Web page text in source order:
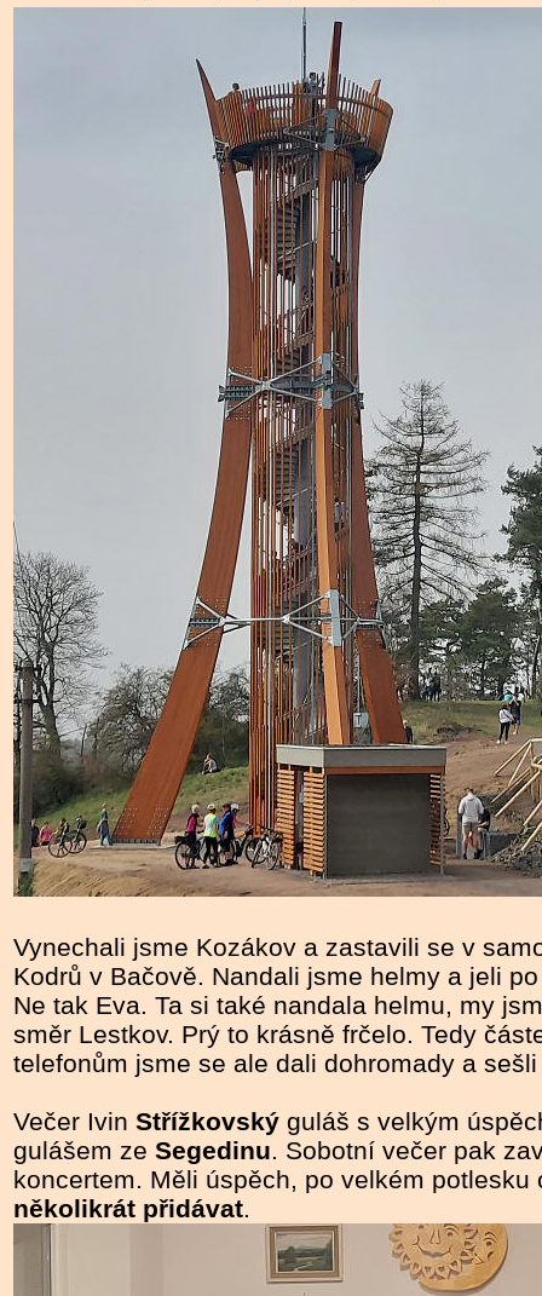
Vynechali jsme Kozákov a zastavili se v
Kodrů v Bačově. Nandali jsme helmy a jeli
Ne tak Eva. Ta si také nandala helmu, my
směr Lestkov. Prý to krásně frčelo. Tedy
telefonům jsme se ale dali dohromady a
Večer Ivin Střížkovský guláš s velkým
gulášem ze Segedinu. Sobotní večer pak
koncertem. Měli úspěch, po velkém potlesku
několikrát přidávat.